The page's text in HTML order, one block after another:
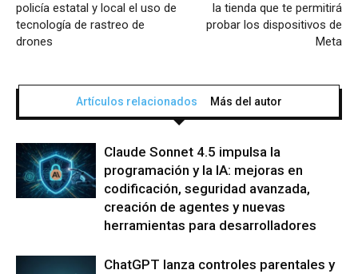
policía estatal y local el uso de
tecnología de rastreo de
drones
la tienda que te permitirá
probar los dispositivos de
Meta
Artículos relacionados Más del autor
Claude Sonnet 4.5 impulsa la
programación y la IA: mejoras en
codificación, seguridad avanzada,
creación de agentes y nuevas
herramientas para desarrolladores
ChatGPT lanza controles parentales y